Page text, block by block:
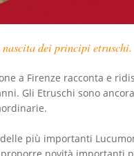
dei principi etruschi.
a Firenze racconta e
Gli Etruschi sono
più importanti